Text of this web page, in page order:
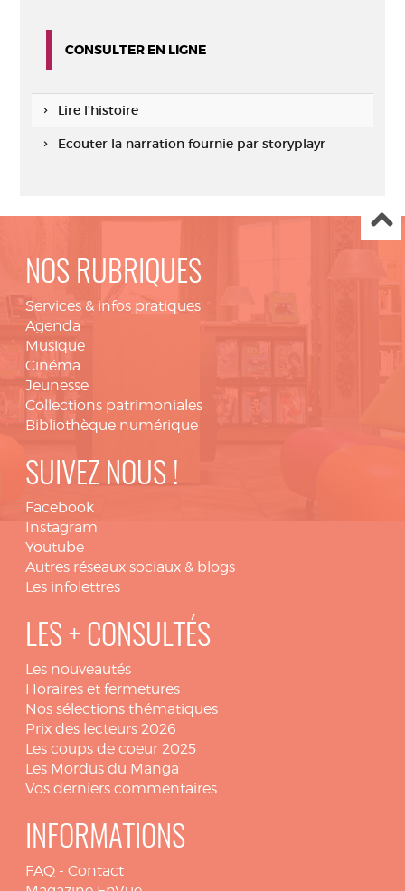
CONSULTER EN LIGNE
Lire l'histoire
Ecouter la narration fournie par storyplayr
NOS RUBRIQUES
Services & infos pratiques
Agenda
Musique
Cinéma
Jeunesse
Collections patrimoniales
Bibliothèque numérique
SUIVEZ NOUS !
Facebook
Instagram
Youtube
Autres réseaux sociaux & blogs
Les infolettres
LES + CONSULTÉS
Les nouveautés
Horaires et fermetures
Nos sélections thématiques
Prix des lecteurs 2026
Les coups de coeur 2025
Les Mordus du Manga
Vos derniers commentaires
INFORMATIONS
FAQ - Contact